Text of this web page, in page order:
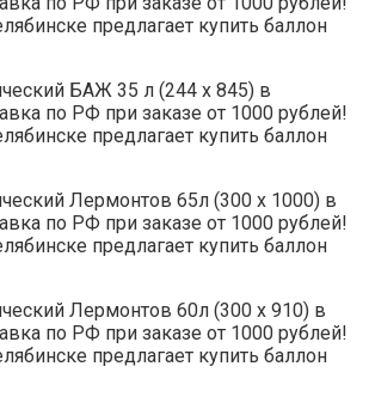
предлагает купить баллон
БАЖ 35 л (244 х 845) в
по РФ при заказе от 1000 рублей!
предлагает купить баллон
Лермонтов 65л (300 х 1000) в
по РФ при заказе от 1000 рублей!
предлагает купить баллон
Лермонтов 60л (300 х 910) в
по РФ при заказе от 1000 рублей!
предлагает купить баллон